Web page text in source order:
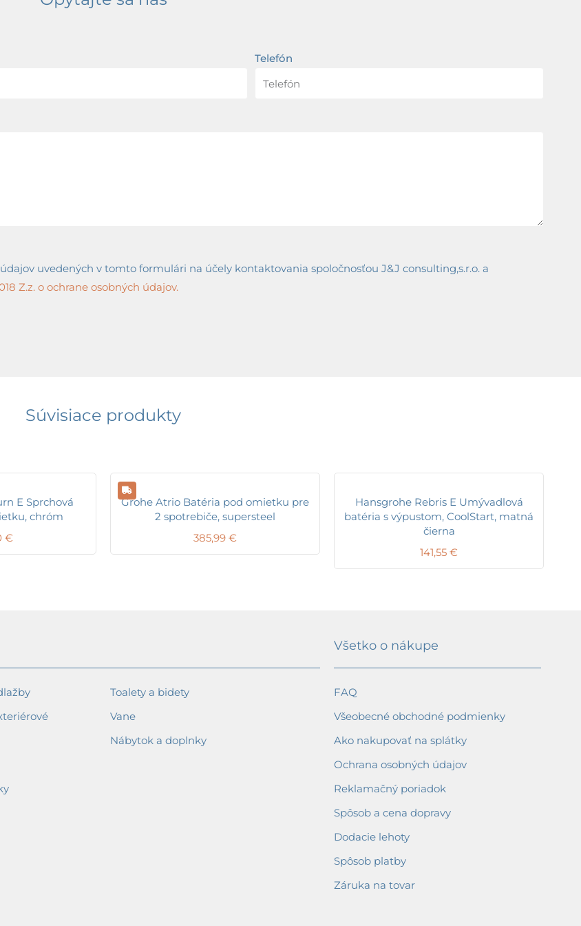
Telefón
uvedených v tomto formulári na účely kontaktovania spoločnosťou J&J consulting,s.r.o. a
Z.z. o ochrane osobných údajov.
Súvisiace produkty
E Sprchová
chróm
€
Grohe Atrio Batéria pod omietku pre
2 spotrebiče, supersteel
385,99 €
Hansgrohe Rebris E Umývadlová
batéria s výpustom, CoolStart, matná
čierna
141,55 €
Toalety a bidety
Vane
Nábytok a doplnky
Všetko o nákupe
FAQ
Všeobecné obchodné podmienky
Ako nakupovať na splátky
Ochrana osobných údajov
Reklamačný poriadok
Spôsob a cena dopravy
Dodacie lehoty
Spôsob platby
Záruka na tovar